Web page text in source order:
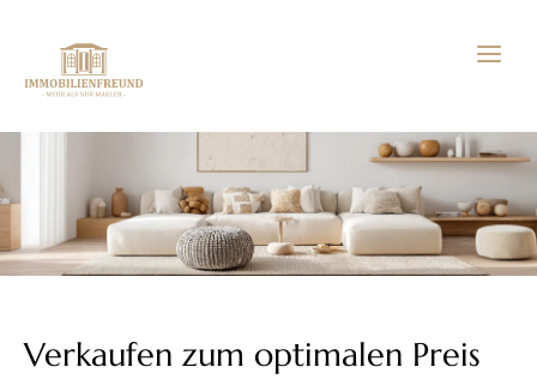
springen
Verkaufen zum optimalen Preis